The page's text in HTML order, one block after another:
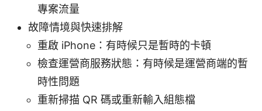
專案流量
故障情境與快速排解
重啟 iPhone：有時候只是暫時的卡頓
檢查運營商服務狀態：有時候是運營商端的暫
時性問題
重新掃描 QR 碼或重新輸入組態檔